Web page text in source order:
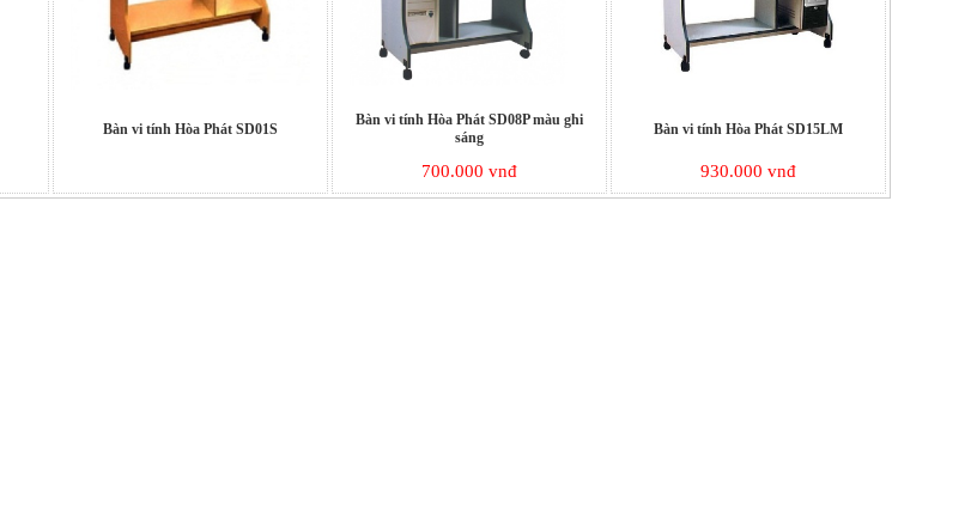
Bàn vi tính Hòa Phát SD01S
Bàn vi tính Hòa Phát SD08P màu ghi
sáng
700.000 vnđ
Bàn vi tính Hòa Phát SD15LM
930.000 vnđ